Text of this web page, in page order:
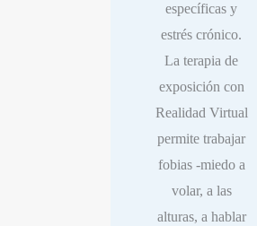
específicas y
estrés crónico.
La terapia de
exposición con
Realidad Virtual
permite trabajar
fobias -miedo a
volar, a las
alturas, a hablar